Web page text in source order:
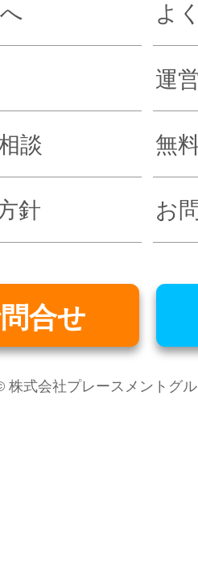
よ
運
談 無
針 お
合せ
株式会社プレースメントグ